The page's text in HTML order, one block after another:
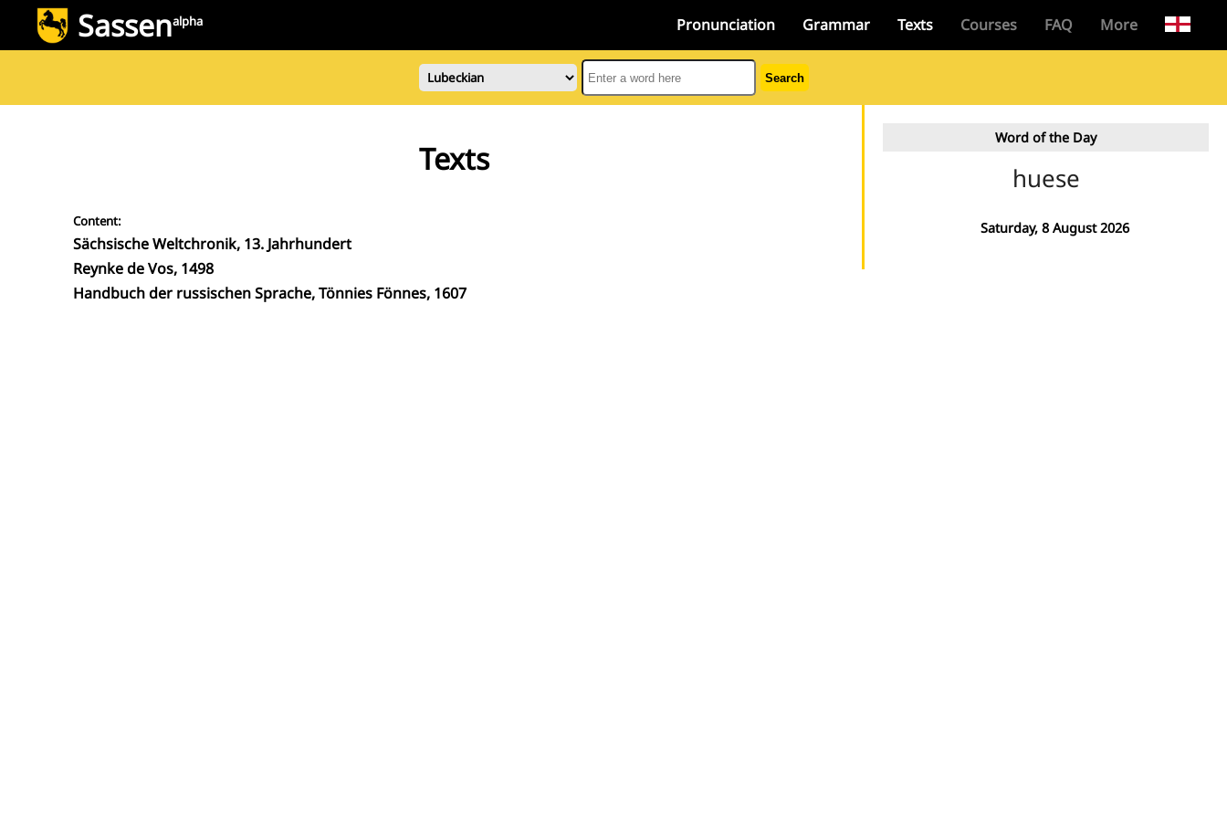
Sassenalpha Pronunciation Grammar Texts Courses FAQ More
Search
Texts
Content:
Sächsische Weltchronik, 13. Jahrhundert
Reynke de Vos, 1498
Handbuch der russischen Sprache, Tönnies Fönnes, 1607
Word of the Day
huese
Saturday, 8 August 2026